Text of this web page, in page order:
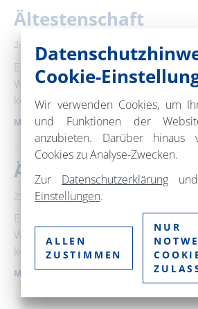
Ältestenschaft
24.10.2026 – 25.10.2026 Das Haus Grüntal
Ein Wochenende für innere Reifung
Weisheit Ältestenschaft ist keine
können lediglich in sie
MEHR ERFAHREN
Ältestenschaft
25. Oktober 2026 Das Haus Grüntal
Ein Wochenende für innere Reifung
Weisheit Ältestenschaft ist keine
können lediglich in sie
MEHR ERFAHREN
Cookie-
Wir verwenden Cookies, um
und Funktionen der
anzubieten. Darüber hinaus
Cookies zu Analyse-Zwecken.
Zur Datenschutzerklärung
Einstellungen.
ALLEN
ZUSTIMMEN
NUR